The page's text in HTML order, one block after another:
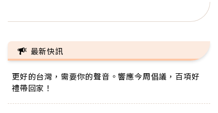
最新快訊
更好的台灣，需要你的聲音。響應今周倡議，百項好
禮帶回家！